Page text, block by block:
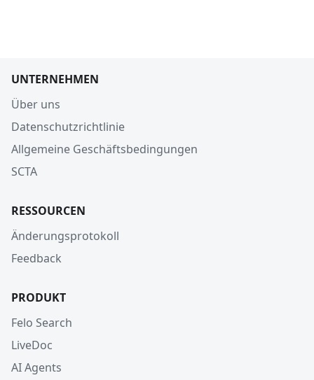
UNTERNEHMEN
Über uns
Datenschutzrichtlinie
Allgemeine Geschäftsbedingungen
SCTA
RESSOURCEN
Änderungsprotokoll
Feedback
PRODUKT
Felo Search
LiveDoc
AI Agents